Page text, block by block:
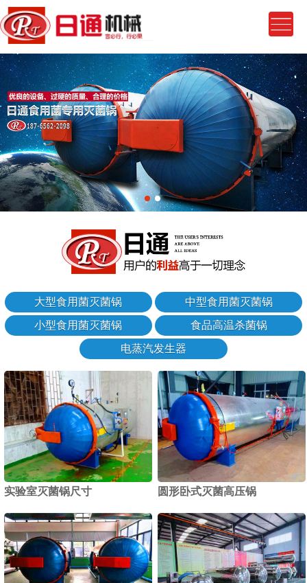
大型食用菌灭菌锅
中型食用菌灭菌锅
小型食用菌灭菌锅
食品高温杀菌锅
电蒸汽发生器
实验室灭菌锅尺寸 圆形卧式灭菌高压锅